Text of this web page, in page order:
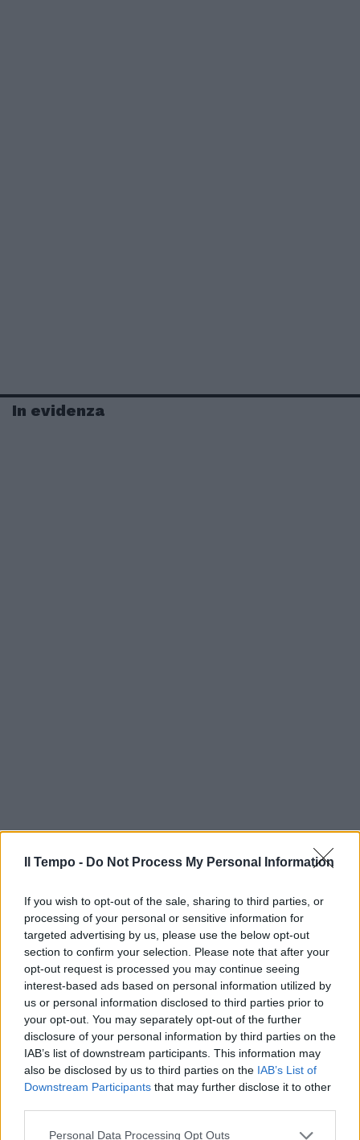
Il Tempo - Do Not Process My Personal Information
If you wish to opt-out of the sale, sharing to third parties, or
processing of your personal or sensitive information for
targeted advertising by us, please use the below opt-out
section to confirm your selection. Please note that after your
opt-out request is processed you may continue seeing
interest-based ads based on personal information utilized by
us or personal information disclosed to third parties prior to
your opt-out. You may separately opt-out of the further
disclosure of your personal information by third parties on the
IAB’s list of downstream participants. This information may
also be disclosed by us to third parties on the IAB’s List of
Downstream Participants that may further disclose it to other
Personal Data Processing Opt Outs
In evidenza